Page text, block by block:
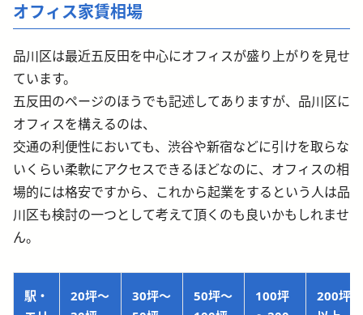
オフィス家賃相場
品川区は最近五反田を中心にオフィスが盛り上がりを見せ
ています。
五反田のページのほうでも記述してありますが、品川区に
オフィスを構えるのは、
交通の利便性においても、渋谷や新宿などに引けを取らな
いくらい柔軟にアクセスできるほどなのに、オフィスの相
場的には格安ですから、これから起業をするという人は品
川区も検討の一つとして考えて頂くのも良いかもしれませ
ん。
駅・
20坪～
30坪～
50坪～
100坪
200坪